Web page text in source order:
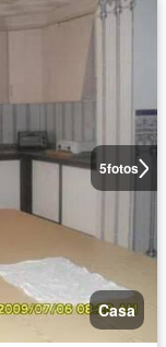
5fotos
Casa